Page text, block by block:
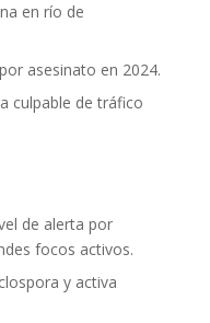
en río de
asesinato en 2024.
culpable de tráfico
de alerta por
focos activos.
y activa